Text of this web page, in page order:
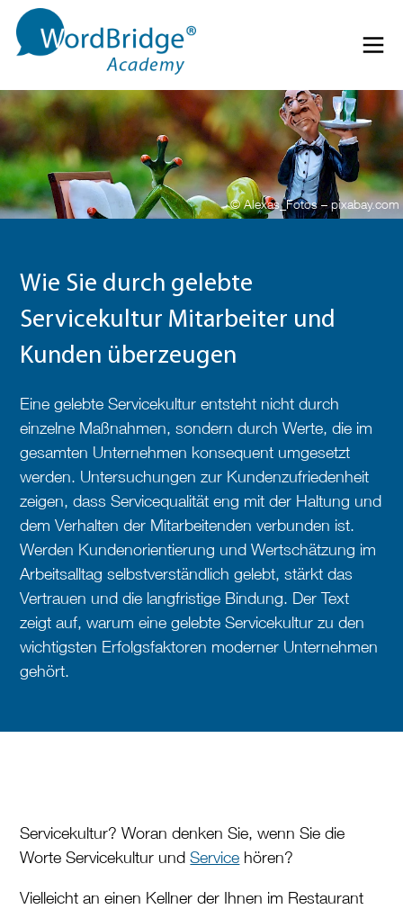
Direkt zum Inhalt springen
© Alexas_Fotos – pixabay.com
Wie Sie durch gelebte
Servicekultur Mitarbeiter und
Kunden überzeugen
Eine gelebte Servicekultur entsteht nicht durch
einzelne Maßnahmen, sondern durch Werte, die im
gesamten Unternehmen konsequent umgesetzt
werden. Untersuchungen zur Kundenzufriedenheit
zeigen, dass Servicequalität eng mit der Haltung und
dem Verhalten der Mitarbeitenden verbunden ist.
Werden Kundenorientierung und Wertschätzung im
Arbeitsalltag selbstverständlich gelebt, stärkt das
Vertrauen und die langfristige Bindung. Der Text
zeigt auf, warum eine gelebte Servicekultur zu den
wichtigsten Erfolgsfaktoren moderner Unternehmen
gehört.
Servicekultur? Woran denken Sie, wenn Sie die
Worte Servicekultur undService hören?
Vielleicht an einen Kellner der Ihnen im Restaurant